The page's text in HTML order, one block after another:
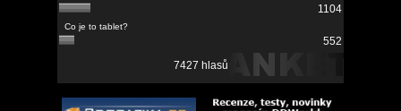
1104
552
7427 hlasů